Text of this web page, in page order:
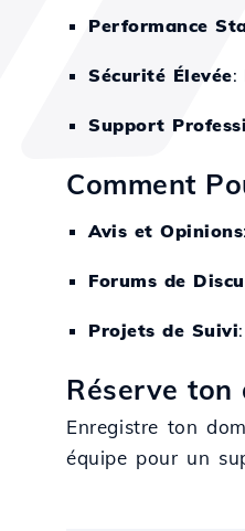
Performance
Sécurité Élevée:
Support
Comment
Avis et Opinions
Forums de
Projets de Suivi
Réserve
Enregistre ton
équipe pour un